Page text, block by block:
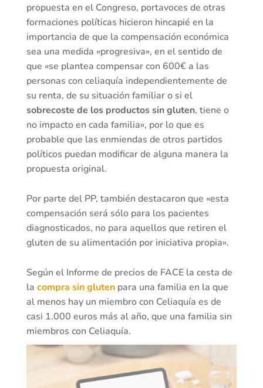
propuesta en el Congreso, portavoces de otras
formaciones políticas hicieron hincapié en la
importancia de que la compensación económica
sea una medida «progresiva», en el sentido de
que «se plantea compensar con 600€ a las
personas con celiaquía independientemente de
su renta, de su situación familiar o si el
sobrecoste de los productos sin gluten, tiene o
no impacto en cada familia», por lo que es
probable que las enmiendas de otros partidos
políticos puedan modificar de alguna manera la
propuesta original.
Por parte del PP, también destacaron que «esta
compensación será sólo para los pacientes
diagnosticados, no para aquellos que retiren el
gluten de su alimentación por iniciativa propia».
Según el Informe de precios de FACE la cesta de
la compra sin gluten para una familia en la que
al menos hay un miembro con Celiaquía es de
casi 1.000 euros más al año, que una familia sin
miembros con Celiaquía.